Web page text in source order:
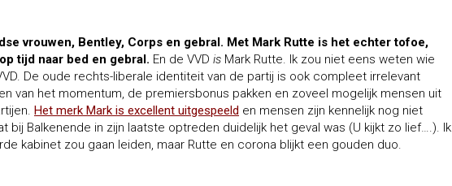
vrouwen, Bentley, Corps en gebral. Met Mark Rutte is het echter tofoe,
tijd naar bed en gebral. En de VVD is Mark Rutte. Ik zou niet eens weten wie
De oude rechts-liberale identiteit van de partij is ook compleet irrelevant
van het momentum, de premiersbonus pakken en zoveel mogelijk mensen uit
Het merk Mark is excellent uitgespeeld en mensen zijn kennelijk nog niet
bij Balkenende in zijn laatste optreden duidelijk het geval was (U kijkt zo lief….). Ik
kabinet zou gaan leiden, maar Rutte en corona blijkt een gouden duo.